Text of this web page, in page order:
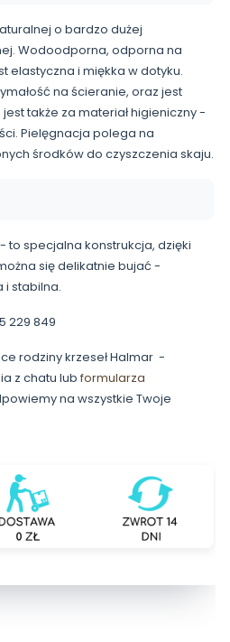
o bardzo dużej
Wodoodporna, odporna na
elastyczna i miękka w dotyku.
na ścieranie, oraz jest
także za materiał higieniczny -
Pielęgnacja polega na
środków do czyszczenia skaju.
- to specjalna konstrukcja, dzięki
się delikatnie bujać -
i stabilna.
229 849
rodziny krzeseł Halmar -
z chatu lub formularza
na wszystkie Twoje